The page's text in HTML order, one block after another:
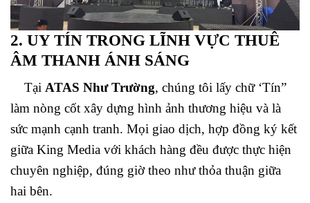
2. UY TÍN TRONG LĨNH VỰC THUÊ
ÂM THANH ÁNH SÁNG
Tại ATAS Như Trường, chúng tôi lấy chữ ‘Tín”
làm nòng cốt xây dựng hình ảnh thương hiệu và là
sức mạnh cạnh tranh. Mọi giao dịch, hợp đồng ký kết
giữa King Media với khách hàng đều được thực hiện
chuyên nghiệp, đúng giờ theo như thỏa thuận giữa
hai bên.